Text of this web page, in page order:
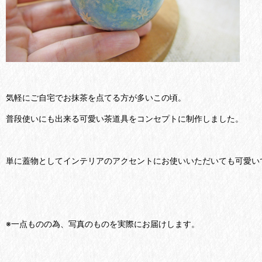
気軽にご自宅でお抹茶を点てる方が多いこの頃。
普段使いにも出来る可愛い茶道具をコンセプトに制作しました。
単に蓋物としてインテリアのアクセントにお使いいただいても可愛い
※一点ものの為、写真のものを実際にお届けします。